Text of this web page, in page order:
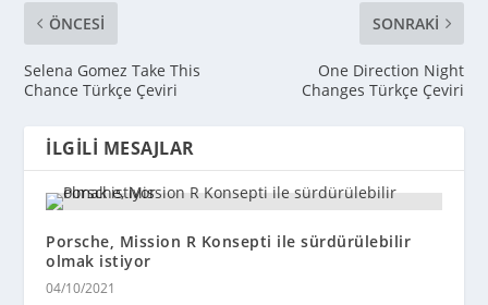
ÖNCESI
Selena Gomez Take This
Chance Türkçe Çeviri
SONRAKI
One Direction Night
Changes Türkçe Çeviri
İLGILI MESAJLAR
Porsche, Mission R Konsepti ile sürdürülebilir
olmak istiyor
04/10/2021